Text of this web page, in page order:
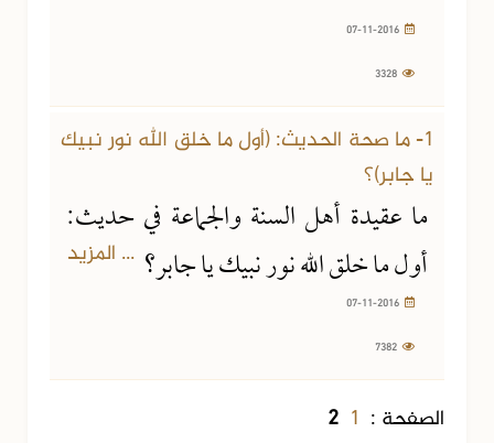
1- ما صحة الحديث: (أول ما خلق الله نور نبيك
يا جابر)؟
ما عقيدة أهل السنة والجماعة في حديث:
أول ما خلق الله نور نبيك يا جابر؟ ... المزيد
الصفحة : 1
2